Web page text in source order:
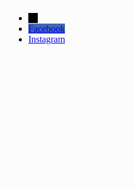
Facebook
Instagram